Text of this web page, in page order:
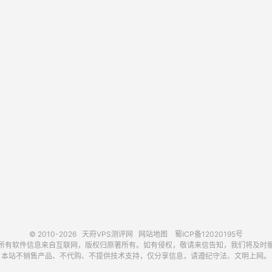
© 2010-2026 天府VPS测评网 网站地图
蜀ICP备12020195号
有软件信息来自互联网，版权归原著所有。如有侵权，敬请来信告知，我们将及时
本站不销售产品、不代购、不提供技术支持，仅分享信息，请遵纪守法、文明上网。